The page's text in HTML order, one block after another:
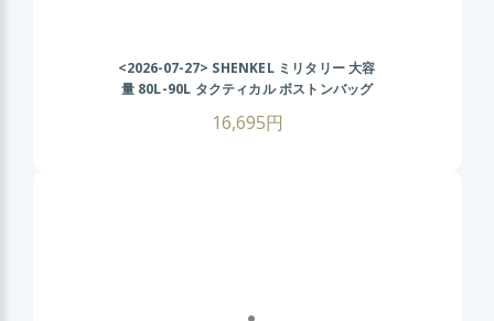
<2026-07-27> SHENKEL ミリタリー 大容
量 80L-90L タクティカル ボストンバッグ
サバゲー サバイバルゲーム
16,695円